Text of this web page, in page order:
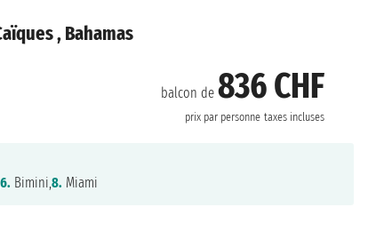
, Bahamas
balcon de836 CHF
prix par personne taxes incluses
6. Bimini,8. Miami